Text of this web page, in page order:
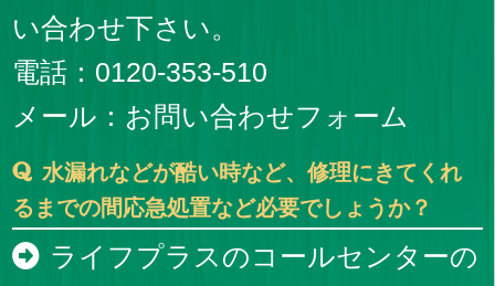
い合わせ下さい。
電話：0120-353-510
メール： お問い合わせフォーム
水漏れなどが酷い時など、修理にきてくれ
るまでの間応急処置など必要でしょうか？
ライフプラスのコールセンターの